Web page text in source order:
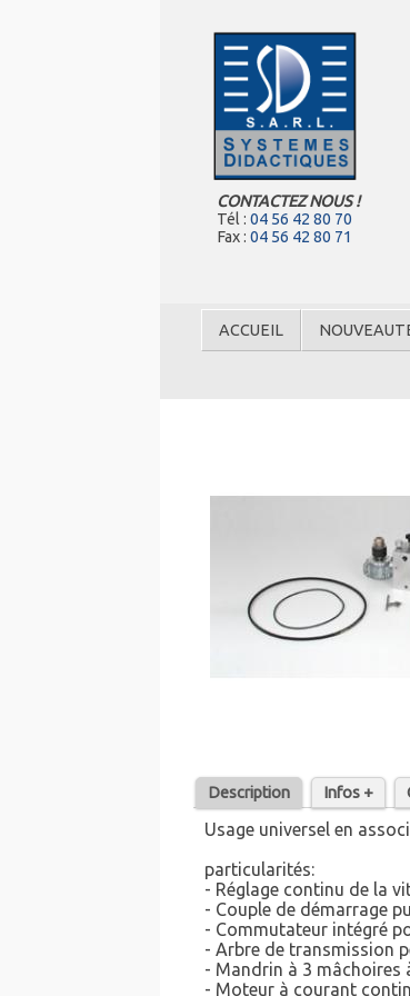
CONTACTEZ NOUS !
Tél : 04 56 42 80 70
Fax : 04 56 42 80 71
ACCUEIL
Description Infos +
Usage universel en
particularités:
- Réglage continu de la
- Couple de démarrage
- Commutateur intégré
- Arbre de transmission
- Mandrin à 3 mâchoires
- Moteur à courant